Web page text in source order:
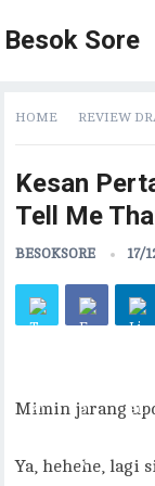
Besok Sore
HOME REVIEW
Kesan
Tell Me
BESOKSORE 17/
Mimin jarang
Ya, hehehe, lagi